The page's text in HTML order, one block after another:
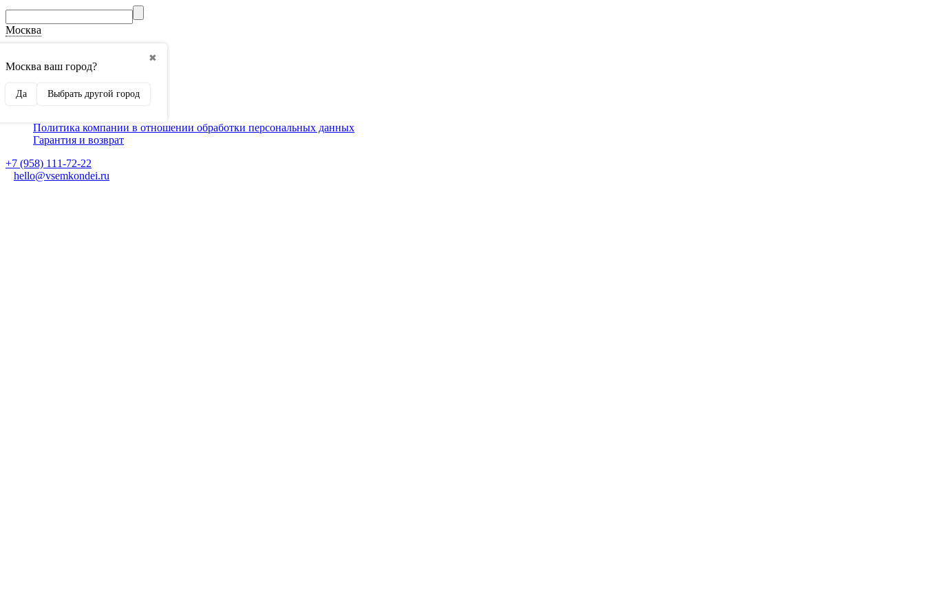
Москва
✖
Москва ваш город?
Да Выбрать другой город
Способы оплаты
Монтаж кондиционеров
Для партнеров
Политика компании в отношении обработки персональных данных
Гарантия и возврат
+7 (958) 111-72-22
hello@vsemkondei.ru